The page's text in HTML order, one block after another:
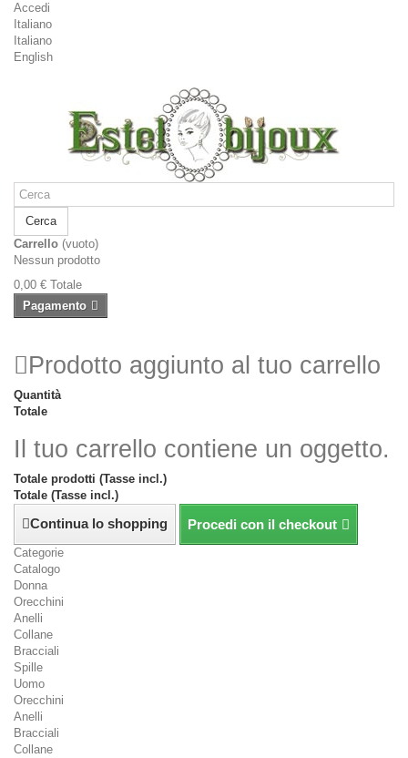
Accedi
Italiano
Italiano
English
Cerca
Carrello (vuoto)
Nessun prodotto
0,00 € Totale
Pagamento
Prodotto aggiunto al tuo carrello
Quantità
Totale
Il tuo carrello contiene un oggetto.
Totale prodotti (Tasse incl.)
Totale (Tasse incl.)
Continua lo shopping Procedi con il checkout
Categorie
Catalogo
Donna
Orecchini
Anelli
Collane
Bracciali
Spille
Uomo
Orecchini
Anelli
Bracciali
Collane